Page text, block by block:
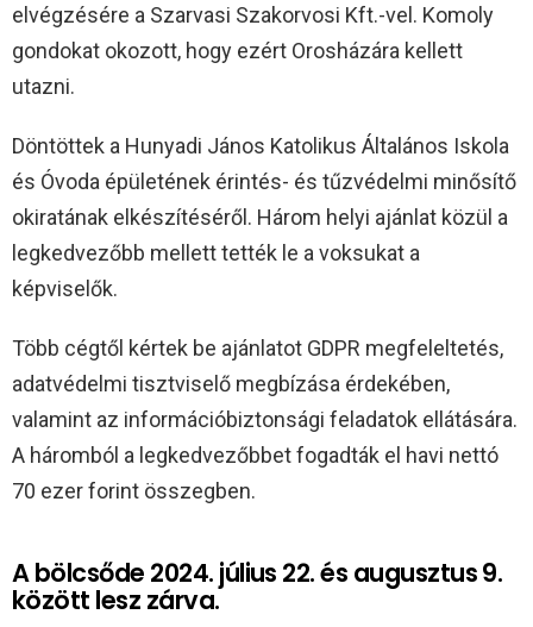
elvégzésére a Szarvasi Szakorvosi Kft.-vel. Komoly
gondokat okozott, hogy ezért Orosházára kellett
utazni.
Döntöttek a Hunyadi János Katolikus Általános Iskola
és Óvoda épületének érintés- és tűzvédelmi minősítő
okiratának elkészítéséről. Három helyi ajánlat közül a
legkedvezőbb mellett tették le a voksukat a
képviselők.
Több cégtől kértek be ajánlatot GDPR megfeleltetés,
adatvédelmi tisztviselő megbízása érdekében,
valamint az információbiztonsági feladatok ellátására.
A háromból a legkedvezőbbet fogadták el havi nettó
70 ezer forint összegben.
A bölcsőde 2024. július 22. és augusztus 9.
között lesz zárva.